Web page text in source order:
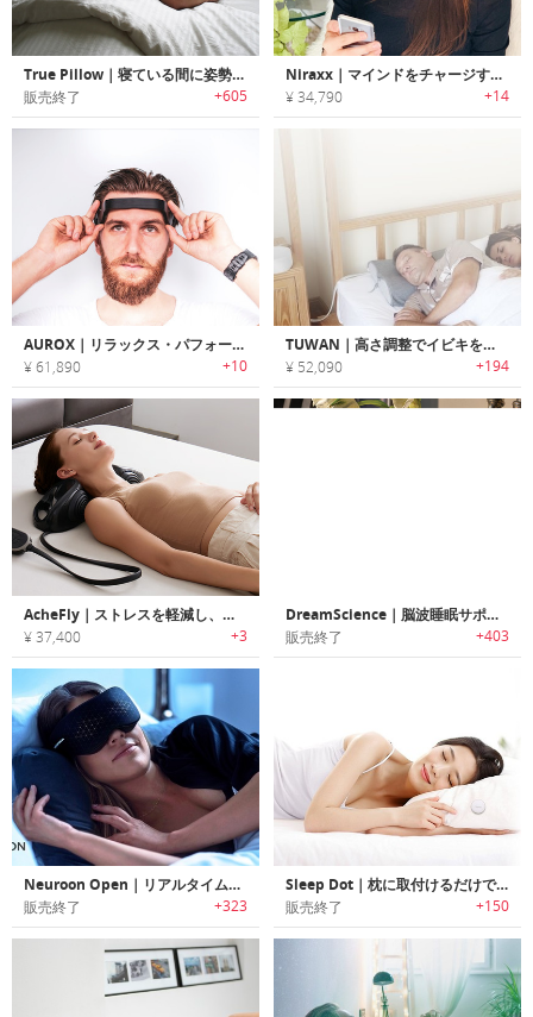
True Pillow｜寝ている間に姿勢を改善するピロー「トゥルーピロー」
販売終了 +605
Niraxx｜マインドをチャージするスマート脳波ヘッドバンド「ニーラックス」
¥ 34,790 +14
AUROX｜リラックス・パフォーマンス効果を高めるマッサージ機能搭載温冷ヘッドバンド「オーロックス」
¥ 61,890 +10
TUWAN｜高さ調整でイビキを改善するピローパッド「トゥワン」
¥ 52,090 +194
AcheFly｜ストレスを軽減し、姿勢を改善しながら首をマッサージしてくれるピロー
¥ 37,400 +3
DreamScience｜脳波睡眠サポートデバイス ドリームサイエンス
販売終了 +403
Neuroon Open｜リアルタイムの高度な睡眠測定/スマートホームインテグレーション/瞑想/明快な夢を実現するスマートデバイス「ニューロンオープン」
販売終了 +323
Sleep Dot｜枕に取付けるだけで睡眠の質を解析できるノンウェアラブルスリープモニター「スリープドット」
販売終了 +150